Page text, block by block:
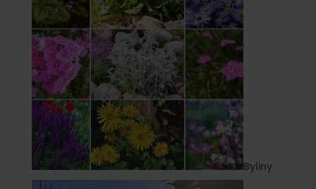
Byliny